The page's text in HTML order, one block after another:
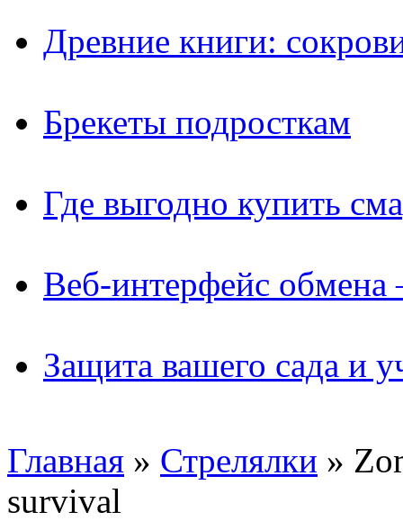
Древние книги:
Брекеты подросткам
Где выгодно купить
Веб-интерфейс
Защита вашего сада и
Главная » Стрелялки »
survival